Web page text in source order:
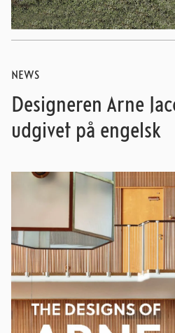
NEWS
Designeren Arne
udgivet på engelsk